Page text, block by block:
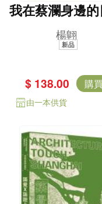
我在蔡瀾身邊
楊翺
新品
$ 138.00 購買
由一本供貨